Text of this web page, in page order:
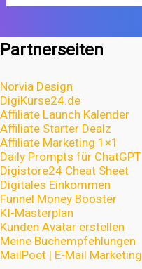
Partnerseiten
Norvia Design
DigiKurse24.de
Affiliate Launch Kalender
Affiliate Starter Dealz
Affiliate Marketing 1×1
Daily Prompts für ChatGPT
Digistore24 Cheat Sheet
Digitales Einkommen
Funnel Money Booster
KI-Masterplan
Kunden Avatar erstellen
Meine Buchempfehlungen
MailPoet | E-Mail Marketing